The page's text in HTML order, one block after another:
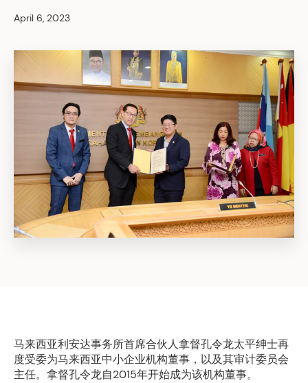
April 6, 2023
马来西亚利安达事务所首席合伙人拿督孔令龙太平绅士再
度受委为马来西亚中小企业机构董事，以及其审计委员会
主任。拿督孔令龙自2015年开始成为该机构董事。